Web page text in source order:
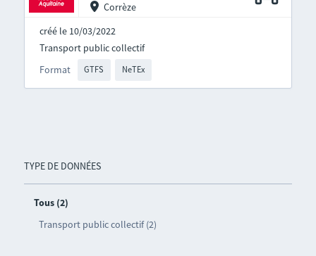
TYPE DE DONNÉES
Tous (2)
Transport public collectif (2)
Corrèze
créé le 10/03/2022
Format GTFS NeTEx
Transport public collectif